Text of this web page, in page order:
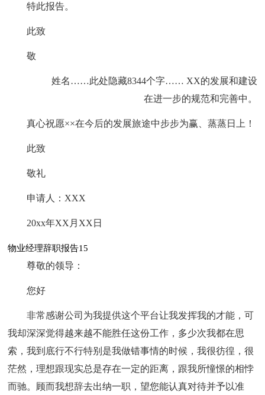
特此报告。
此致
敬
姓名……此处隐藏8344个字…… XX的发展和建设
在进一步的规范和完善中。
真心祝愿××在今后的发展旅途中步步为赢、蒸蒸日上！
此致
敬礼
申请人：XXX
20xx年XX月XX日
物业经理辞职报告15
尊敬的领导：
您好
非常感谢公司为我提供这个平台让我发挥我的才能，可
我却深深觉得越来越不能胜任这份工作，多少次我都在思
索，我到底行不行特别是我做错事情的时候，我很彷徨，很
茫然，理想跟现实总是存在一定的距离，跟我所憧憬的相悖
而驰。顾而我想辞去出纳一职，望您能认真对待并予以准